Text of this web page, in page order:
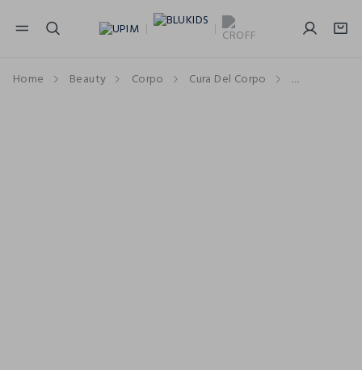
NAVIGATION.ARIA.GOTOMAINCONTENT
Home Beauty Corpo Cura Del Corpo Creme e Oli